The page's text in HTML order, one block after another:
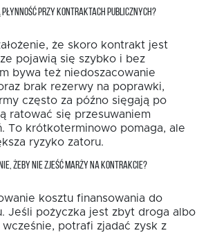
PRZY KONTRAKTACH PUBLICZNYCH?
że skoro kontrakt jest
pojawią się szybko i bez
bywa też niedoszacowanie
brak rezerwy na poprawki,
często za późno sięgają po
ratować się przesuwaniem
To krótkoterminowo pomaga, ale
ryzyko zatoru.
ŻEBY NIE ZJEŚĆ MARŻY NA KONTRAKCIE?
kosztu finansowania do
Jeśli pożyczka jest zbyt droga albo
wcześnie, potrafi zjadać zysk z